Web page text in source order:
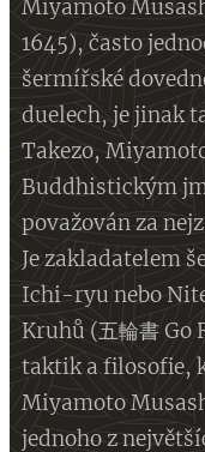
Miyamoto
1645), často
šermířské
duelech, je jinak
Takezo,
Buddhistickým
považován za
Je zakladatelem
Ichi-ryu nebo
Kruhů (五輪書
taktik a filosofie,
Miyamoto
jednoho z